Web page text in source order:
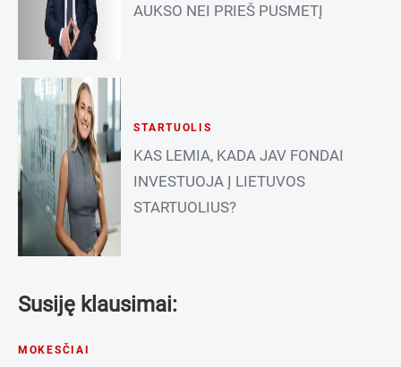
AUKSO NEI PRIEŠ PUSMETĮ
STARTUOLIS
KAS LEMIA, KADA JAV FONDAI
INVESTUOJA Į LIETUVOS
STARTUOLIUS?
Susiję klausimai:
MOKESČIAI